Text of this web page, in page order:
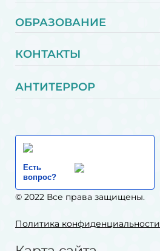
ОБРАЗОВАНИЕ
КОНТАКТЫ
АНТИТЕРРОР
Есть
вопрос?
© 2022 Все права защищены.
Политика конфиденциальности